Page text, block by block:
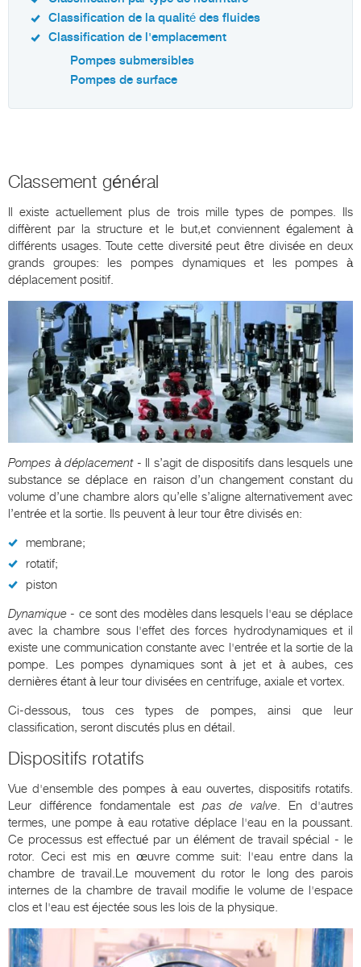
Classification de la qualité des fluides
Classification de l'emplacement
Pompes submersibles
Pompes de surface
Classement général
Il existe actuellement plus de trois mille types de pompes. Ils
diffèrent par la structure et le but,et conviennent également à
différents usages. Toute cette diversité peut être divisée en deux
grands groupes: les pompes dynamiques et les pompes à
déplacement positif.
Pompes à déplacement- Il s’agit de dispositifs dans lesquels une
substance se déplace en raison d’un changement constant du
volume d’une chambre alors qu’elle s’aligne alternativement avec
l’entrée et la sortie. Ils peuvent à leur tour être divisés en:
membrane;
rotatif;
piston
Dynamique - ce sont des modèles dans lesquels l'eau se déplace
avec la chambre sous l'effet des forces hydrodynamiques et il
existe une communication constante avec l'entrée et la sortie de la
pompe. Les pompes dynamiques sont à jet et à aubes, ces
dernières étant à leur tour divisées en centrifuge, axiale et vortex.
Ci-dessous, tous ces types de pompes, ainsi que leur
classification, seront discutés plus en détail.
Dispositifs rotatifs
Vue d'ensemble des pompes à eau ouvertes, dispositifs rotatifs.
Leur différence fondamentale est pas de valve. En d'autres
termes, une pompe à eau rotative déplace l'eau en la poussant.
Ce processus est effectué par un élément de travail spécial - le
rotor. Ceci est mis en œuvre comme suit: l'eau entre dans la
chambre de travail.Le mouvement du rotor le long des parois
internes de la chambre de travail modifie le volume de l'espace
clos et l'eau est éjectée sous les lois de la physique.